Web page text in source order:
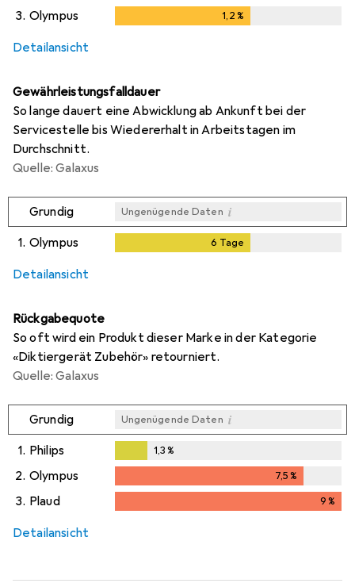
3. Olympus 1,2%
Detailansicht
Gewährleistungsfalldauer
So lange dauert eine Abwicklung ab Ankunft bei der
Servicestelle bis Wiedererhalt in Arbeitstagen im
Durchschnitt.
Quelle: Galaxus
Grundig Ungenügende Daten i
1. Olympus 6 Tage
Detailansicht
Rückgabequote
So oft wird ein Produkt dieser Marke in der Kategorie
«Diktiergerät Zubehör» retourniert.
Quelle: Galaxus
Grundig Ungenügende Daten i
1. Philips
1,3%
1,3%
2. Olympus 7,5%
3. Plaud 9%
Detailansicht